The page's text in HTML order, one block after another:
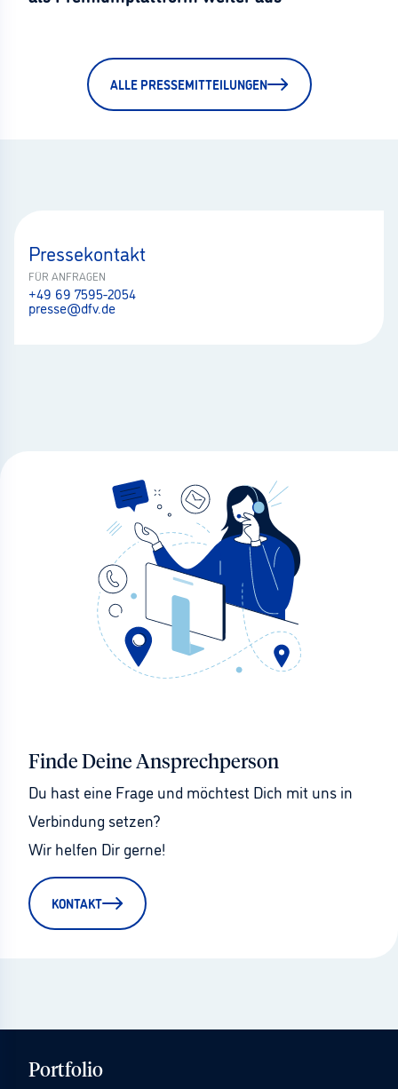
ALLE PRESSEMITTEILUNGEN
Pressekontakt
FÜR ANFRAGEN
+49 69 7595-2054
presse@dfv.de
Finde Deine Ansprechperson
Du hast eine Frage und möchtest Dich mit uns in
Verbindung setzen?
Wir helfen Dir gerne!
KONTAKT
Portfolio